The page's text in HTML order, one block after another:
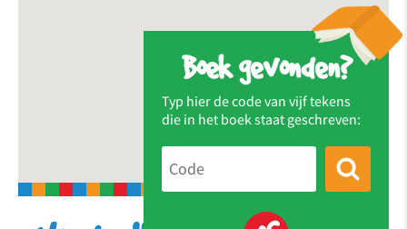
Boek gevonden?
Typ hier de code van vijf tekens
die in het boek staat geschreven: